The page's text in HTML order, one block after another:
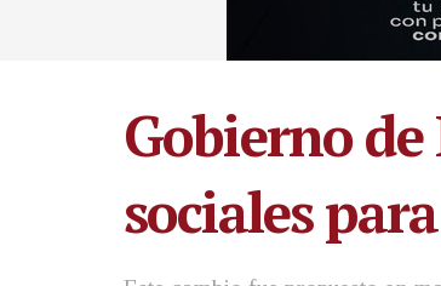
Gobierno
sociales